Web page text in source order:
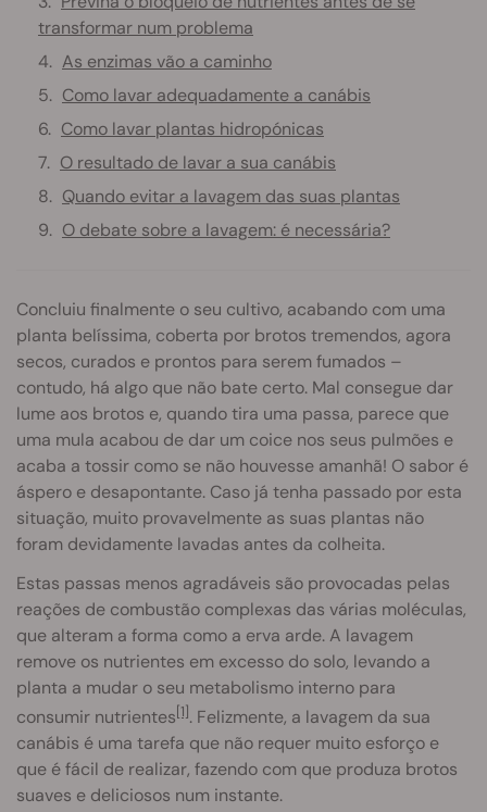
transformar num problema
As enzimas vão a caminho
Como lavar adequadamente a canábis
Como lavar plantas hidropónicas
O resultado de lavar a sua canábis
Quando evitar a lavagem das suas plantas
O debate sobre a lavagem: é necessária?
Concluiu finalmente o seu cultivo, acabando com uma
planta belíssima, coberta por brotos tremendos, agora
secos, curados e prontos para serem fumados –
contudo, há algo que não bate certo. Mal consegue dar
lume aos brotos e, quando tira uma passa, parece que
uma mula acabou de dar um coice nos seus pulmões e
acaba a tossir como se não houvesse amanhã! O sabor é
áspero e desapontante. Caso já tenha passado por esta
situação, muito provavelmente as suas plantas não
foram devidamente lavadas antes da colheita.
Estas passas menos agradáveis são provocadas pelas
reações de combustão complexas das várias moléculas,
que alteram a forma como a erva arde. A lavagem
remove os nutrientes em excesso do solo, levando a
planta a mudar o seu metabolismo interno para
consumir nutrientes[1]. Felizmente, a lavagem da sua
canábis é uma tarefa que não requer muito esforço e
que é fácil de realizar, fazendo com que produza brotos
suaves e deliciosos num instante.